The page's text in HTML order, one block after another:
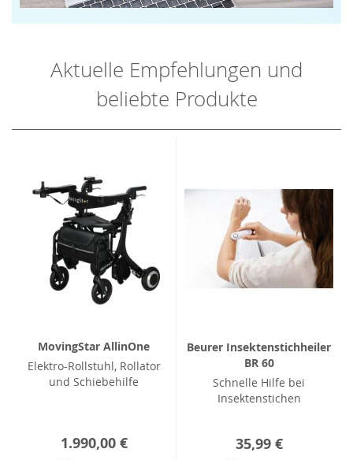
Aktuelle Empfehlungen und
beliebte Produkte
MovingStar AllinOne
Elektro-Rollstuhl, Rollator
und Schiebehilfe
1.990,00 €
Beurer Insektenstichheiler
BR 60
Schnelle Hilfe bei
Insektenstichen
35,99 €